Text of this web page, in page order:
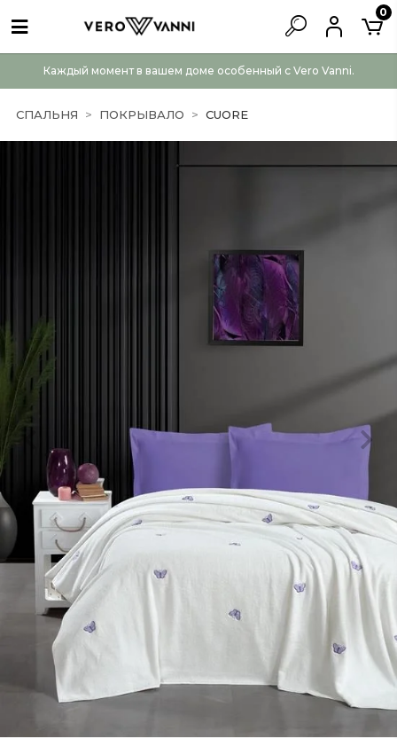
Каждый момент в вашем доме особенный с Vero Vanni.
0
СПАЛЬНЯ ПОКРЫВАЛО CUORE